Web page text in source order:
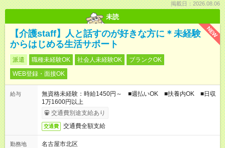
掲載日：2026.08.06
未読
NEW
【介護staff】人と話すのが好きな方に＊未経験
からはじめる生活サポート
派遣 職種未経験OK 社会人未経験OK
ブランクOK
WEB登録・面接OK
給与
無資格未経験：時給1450円～ ■週払いOK ■扶養内OK ■日収
1万1600円以上
交通費別途支給あり
交通費 交通費全額支給
勤務地
名古屋市北区